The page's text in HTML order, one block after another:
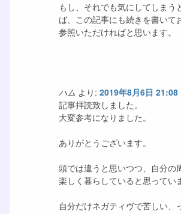
もし、それでも気にしてしまう
ば、この記事にも続きを書いて
参照いただければと思います。
ハム より: 2019年8月6日 21:08
記事拝読致しました。
大変参考になりました。
ありがとうございます。
頭では違うと思いつつ、自分の
楽しく暮らしていると思ってい
自分だけネガティヴで苦しい、